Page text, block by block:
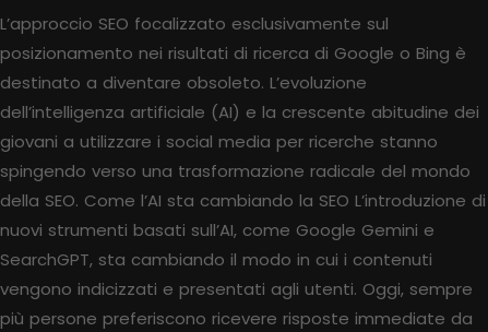
L’approccio SEO focalizzato esclusivamente sul
posizionamento nei risultati di ricerca di Google o Bing è
destinato a diventare obsoleto. L’evoluzione
dell’intelligenza artificiale (AI) e la crescente abitudine dei
giovani a utilizzare i social media per ricerche stanno
spingendo verso una trasformazione radicale del mondo
della SEO. Come l’AI sta cambiando la SEO L’introduzione di
nuovi strumenti basati sull’AI, come Google Gemini e
SearchGPT, sta cambiando il modo in cui i contenuti
vengono indicizzati e presentati agli utenti. Oggi, sempre
più persone preferiscono ricevere risposte immediate da